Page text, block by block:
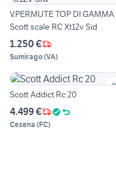
V.PERMUTE TOP DI GAMMA
Scott scale RC Xt12v Sid
1.250 €
Sumirago(VA)
Scott Addict Rc 20
4.499 €
Cesena (FC)